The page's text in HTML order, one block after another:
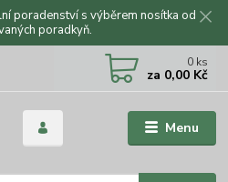
poradenství s výběrem nosítka od
poradkyň.
Menu
0 ks
za 0,00 Kč